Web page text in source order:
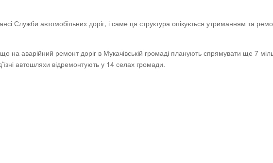
Служби автомобільних доріг, і саме ця структура опікується утриманням та
на аварійний ремонт доріг в Мукачівській громаді планують спрямувати ще 7
автошляхи відремонтують у 14 селах громади.